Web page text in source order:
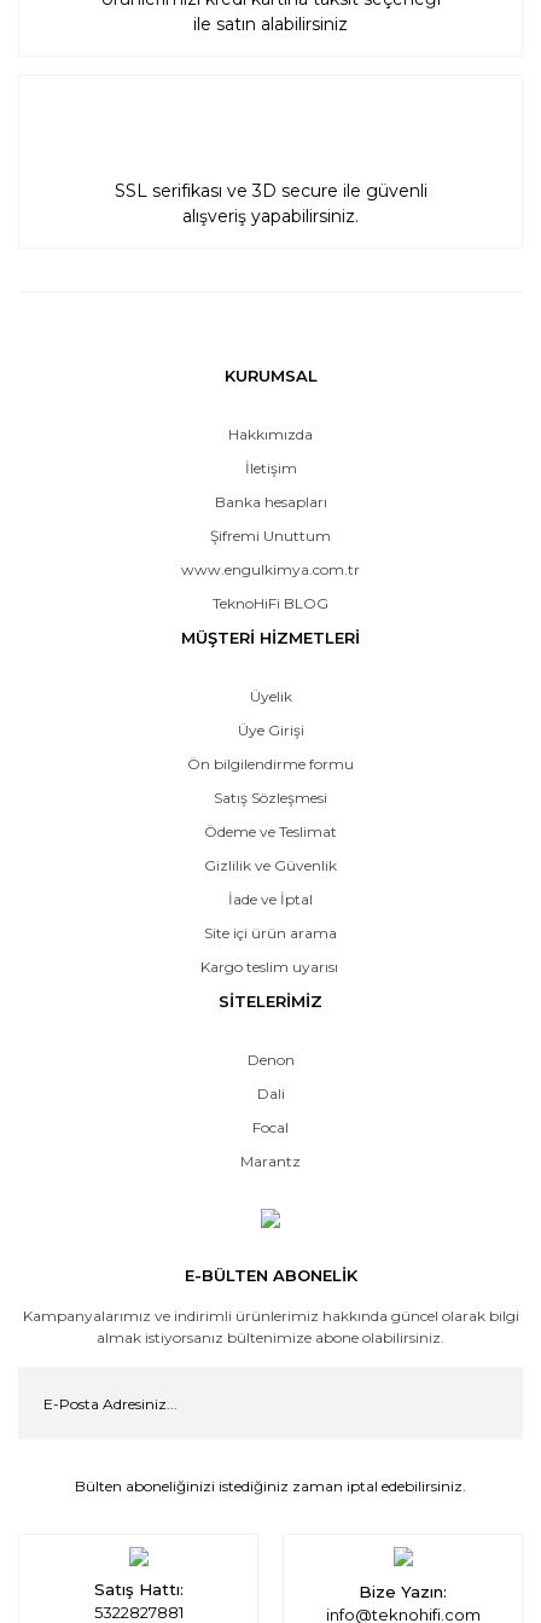
ile satın alabilirsiniz
SSL serifikası ve 3D secure ile güvenli
alışveriş yapabilirsiniz.
KURUMSAL
Hakkımızda
İletişim
Banka hesapları
Şifremi Unuttum
www.engulkimya.com.tr
TeknoHiFi BLOG
MÜŞTERİ HİZMETLERİ
Üyelik
Üye Girişi
Ön bilgilendirme formu
Satış Sözleşmesi
Ödeme ve Teslimat
Gizlilik ve Güvenlik
İade ve İptal
Site içi ürün arama
Kargo teslim uyarısı
SİTELERİMİZ
Denon
Dali
Focal
Marantz
E-BÜLTEN ABONELİK
Kampanyalarımız ve indirimli ürünlerimiz hakkında güncel olarak bilgi
almak istiyorsanız bültenimize abone olabilirsiniz.
Bülten aboneliğinizi istediğiniz zaman iptal edebilirsiniz.
Satış Hattı:
5322827881
Bize Yazın:
info@teknohifi.com